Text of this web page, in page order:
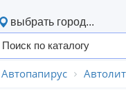
выбрать город...
Автопапирус